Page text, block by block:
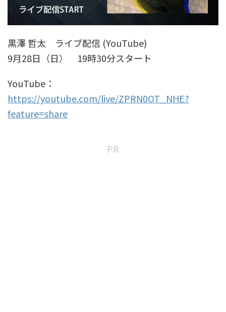
黒澤 哲太 ライブ配信 (YouTube)
9月28日（日） 19時30分スタート
YouTube：
https://youtube.com/live/ZPRN0OT_NHE?
feature=share
PR